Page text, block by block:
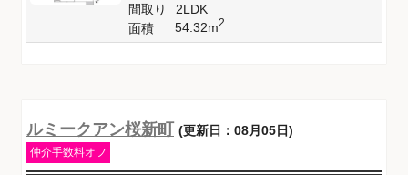
間取り
2LDK
面積
54.32m2
ルミークアン桜新町 (更新日：08月05日)
仲介手数料オフ